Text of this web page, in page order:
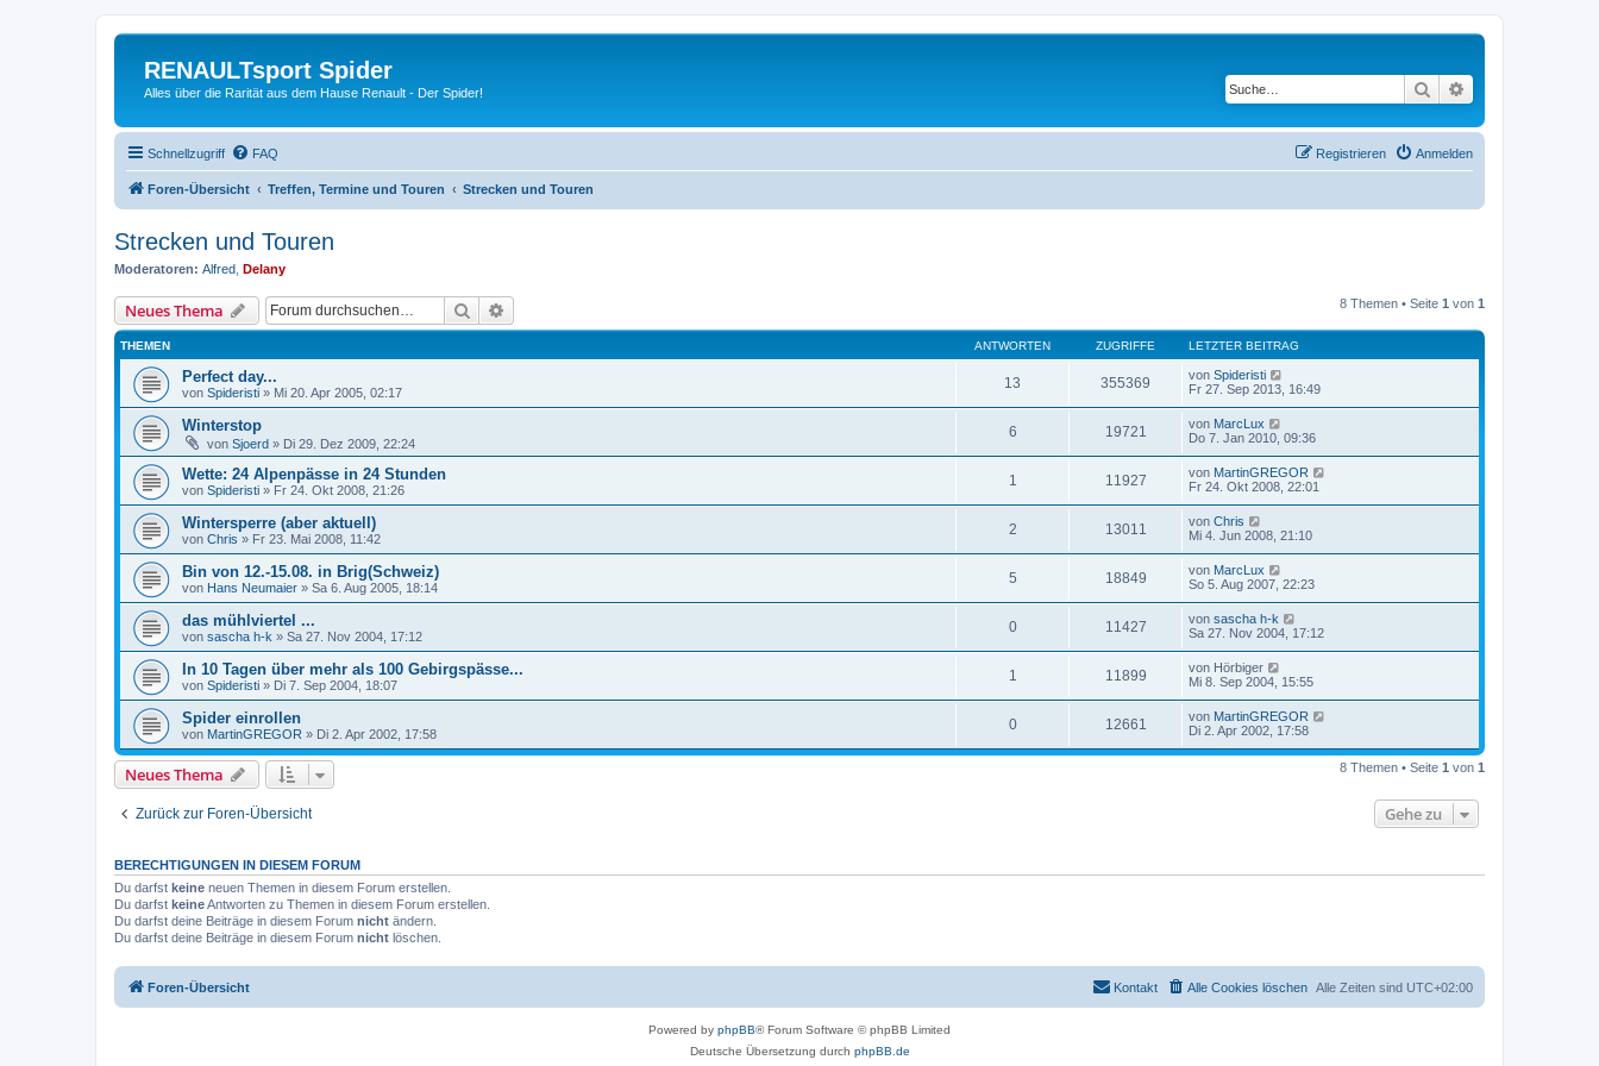
RENAULTsport Spider
Alles über die Rarität aus dem Hause Renault - Der Spider! Suche
Schnellzugriff FAQ Anmelden
Registrieren
Foren-Übersicht Treffen, Termine und Touren Strecken und Touren
Strecken und Touren
Moderatoren: Alfred Delany
Neues Thema Suche 8 Themen • Seite 1 von 1
THEMEN ANTWORTEN ZUGRIFFE LETZTER BEITRAG
Perfect day...
von Spideristi » Mi 20. Apr 2005, 02:17
13 355369 von Spideristi
Fr 27. Sep 2013, 16:49
Winterstop
von Sjoerd » Di 29. Dez 2009, 22:24
6 19721 von MarcLux
Do 7. Jan 2010, 09:36
Wette: 24 Alpenpässe in 24 Stunden
von Spideristi » Fr 24. Okt 2008, 21:26
1 11927 von MartinGREGOR
Fr 24. Okt 2008, 22:01
Wintersperre (aber aktuell)
von Chris » Fr 23. Mai 2008, 11:42
2 13011 von Chris
Mi 4. Jun 2008, 21:10
Bin von 12.-15.08. in Brig(Schweiz)
von Hans Neumaier » Sa 6. Aug 2005, 18:14
5 18849 von MarcLux
So 5. Aug 2007, 22:23
das mühlviertel ...
von sascha h-k » Sa 27. Nov 2004, 17:12
0 11427 von sascha h-k
Sa 27. Nov 2004, 17:12
In 10 Tagen über mehr als 100 Gebirgspässe...
von Spideristi » Di 7. Sep 2004, 18:07
1 11899 von Hörbiger
Mi 8. Sep 2004, 15:55
Spider einrollen
von MartinGREGOR » Di 2. Apr 2002, 17:58
0 12661 von MartinGREGOR
Di 2. Apr 2002, 17:58
Neues Thema 8 Themen • Seite 1 von 1
Zurück zur Foren-Übersicht Gehe zu
BERECHTIGUNGEN IN DIESEM FORUM
Du darfst keine neuen Themen in diesem Forum erstellen.
Du darfst keineAntworten zu Themen in diesem Forum erstellen.
Du darfst deine Beiträge in diesem Forum nicht ändern.
Du darfst deine Beiträge in diesem Forum nicht löschen.
Foren-Übersicht Alle Zeiten sind UTC+02:00
Alle Cookies löschen
Kontakt
Powered by phpBB® Forum Software © phpBB Limited
Deutsche Übersetzung durch phpBB.de